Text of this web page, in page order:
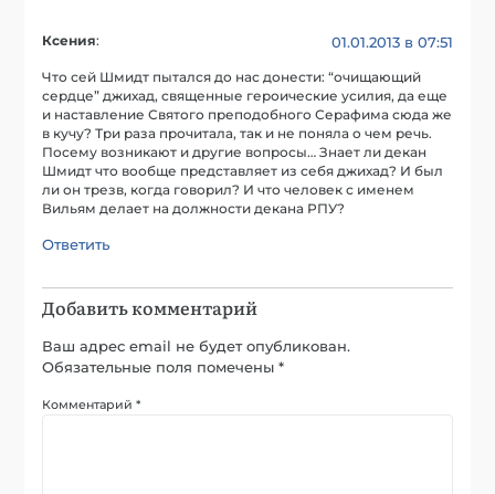
Ксения: 01.01.2013 в 07:51
Что сей Шмидт пытался до нас донести: “очищающий
сердце” джихад, священные героические усилия, да еще
и наставление Святого преподобного Серафима сюда же
в кучу? Три раза прочитала, так и не поняла о чем речь.
Посему возникают и другие вопросы… Знает ли декан
Шмидт что вообще представляет из себя джихад? И был
ли он трезв, когда говорил? И что человек с именем
Вильям делает на должности декана РПУ?
Ответить
Добавить комментарий
Ваш адрес email не будет опубликован.
Обязательные поля помечены*
Комментарий*